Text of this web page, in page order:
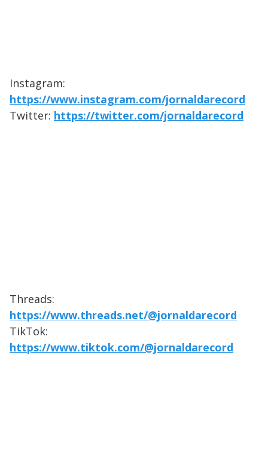
Instagram:
https://www.instagram.com/jornaldarecord
Twitter: https://twitter.com/jornaldarecord
Threads:
https://www.threads.net/@jornaldarecord
TikTok:
https://www.tiktok.com/@jornaldarecord